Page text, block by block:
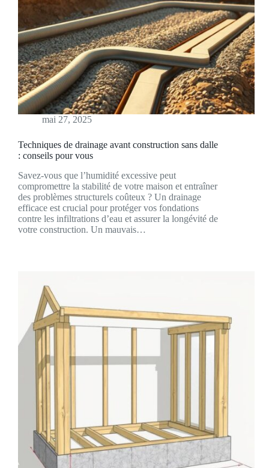
mai 27, 2025
Techniques de drainage avant construction sans dalle
: conseils pour vous
Savez-vous que l’humidité excessive peut
compromettre la stabilité de votre maison et entraîner
des problèmes structurels coûteux ? Un drainage
efficace est crucial pour protéger vos fondations
contre les infiltrations d’eau et assurer la longévité de
votre construction. Un mauvais…